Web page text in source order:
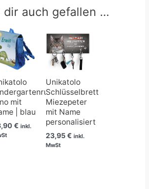
dir auch gefallen …
mit
| blau
€ inkl.
Unikatolo
Schlüsselbrett
Miezepeter
mit Name
personalisiert
23,95€ inkl.
MwSt